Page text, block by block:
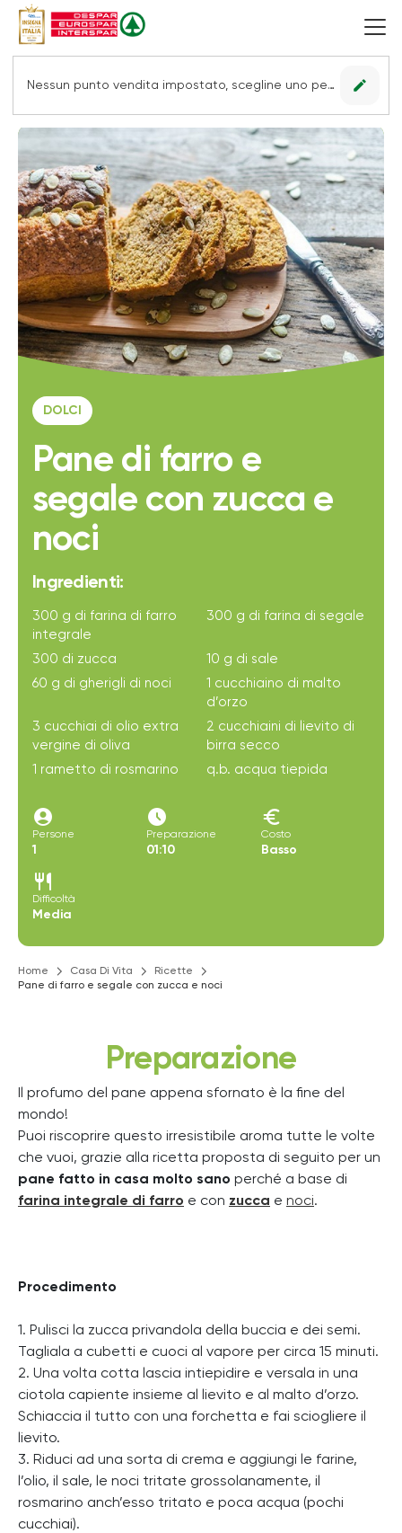
Nessun punto vendita impostato, scegline uno per vedere le offerte. edit
DOLCI
Pane di farro e
segale con zucca e
noci
Ingredienti:
300 g di farina di farro
integrale
300 g di farina di segale
300 di zucca
10 g di sale
60 g di gherigli di noci
1 cucchiaino di malto
d’orzo
3 cucchiai di olio extra
vergine di oliva
2 cucchiaini di lievito di
birra secco
1 rametto di rosmarino
q.b. acqua tiepida
account_circle
Persone
1
access_time_filled
Preparazione
01:10
euro
Costo
Basso
restaurant
Difficoltà
Media
Home Casa Di Vita
Ricette
Pane di farro e segale con zucca e noci
Preparazione
Il profumo del pane appena sfornato è la fine del
mondo!
Puoi riscoprire questo irresistibile aroma tutte le volte
che vuoi, grazie alla ricetta proposta di seguito per un
pane fatto in casa molto sano perché a base di
farina integrale di farro e con zucca e noci.
Procedimento
1. Pulisci la zucca privandola della buccia e dei semi.
Tagliala a cubetti e cuoci al vapore per circa 15 minuti.
2. Una volta cotta lascia intiepidire e versala in una
ciotola capiente insieme al lievito e al malto d’orzo.
Schiaccia il tutto con una forchetta e fai sciogliere il
lievito.
3. Riduci ad una sorta di crema e aggiungi le farine,
l’olio, il sale, le noci tritate grossolanamente, il
rosmarino anch’esso tritato e poca acqua (pochi
cucchiai).